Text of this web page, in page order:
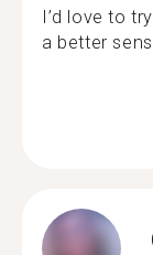
I’d love to
a better